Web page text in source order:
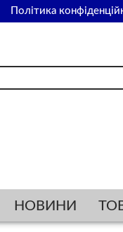
Політика
НОВИНИ